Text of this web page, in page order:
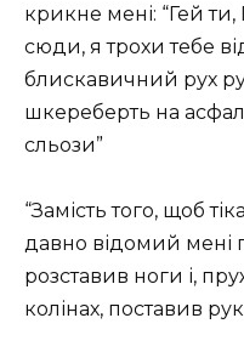
крикне мені: “Гей
сюди, я трохи тебе
блискавичний рух
шкереберть на
сльози”
“Замість того, щоб
давно відомий
розставив ноги і,
колінах, поставив